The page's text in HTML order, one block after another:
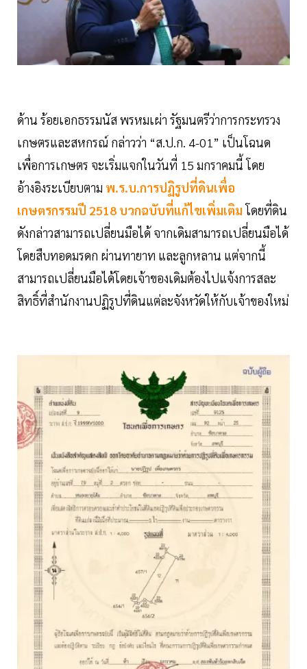
ด้าน ร้อยเอกธรรมนัส พรหมเผ่า รัฐมนตรีว่าการกระทรวง
เกษตรและสหกรณ์ กล่าวว่า “ส.ป.ก. 4-01” เป็นโฉนด
เพื่อการเกษตร จะเริ่มแจกในวันที่ 15 มกราคมนี้ โดย
อ้างอิงระเบียบตาม พ.ร.บ.การปฏิรูปที่ดินเพื่อ
เกษตรกรรมปี 2518 บวกฉบับที่แก้ไขเพิ่มเติมโดยที่ดิน
ดังกล่าวสามารถเปลี่ยนมือได้ จากเดิมสามารถเปลี่ยนมือได้
โดยสืบทอดมรดก ผ่านทายาท และลูกหลาน แต่จากนี้
สามารถเปลี่ยนมือได้โดยเจ้าของเดิมต้องไปแจ้งการสละ
สิทธิ์ที่สำนักงานปฏิรูปที่ดินแต่ละจังหวัดให้กับเจ้าของใหม่